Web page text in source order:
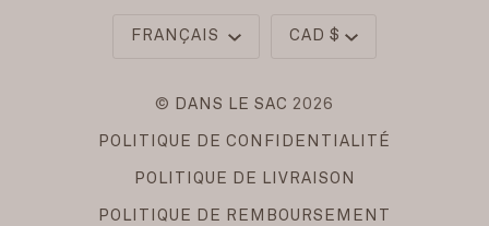
FRANÇAIS CAD $
© DANS LE SAC 2026
POLITIQUE DE CONFIDENTIALITÉ
POLITIQUE DE LIVRAISON
POLITIQUE DE REMBOURSEMENT